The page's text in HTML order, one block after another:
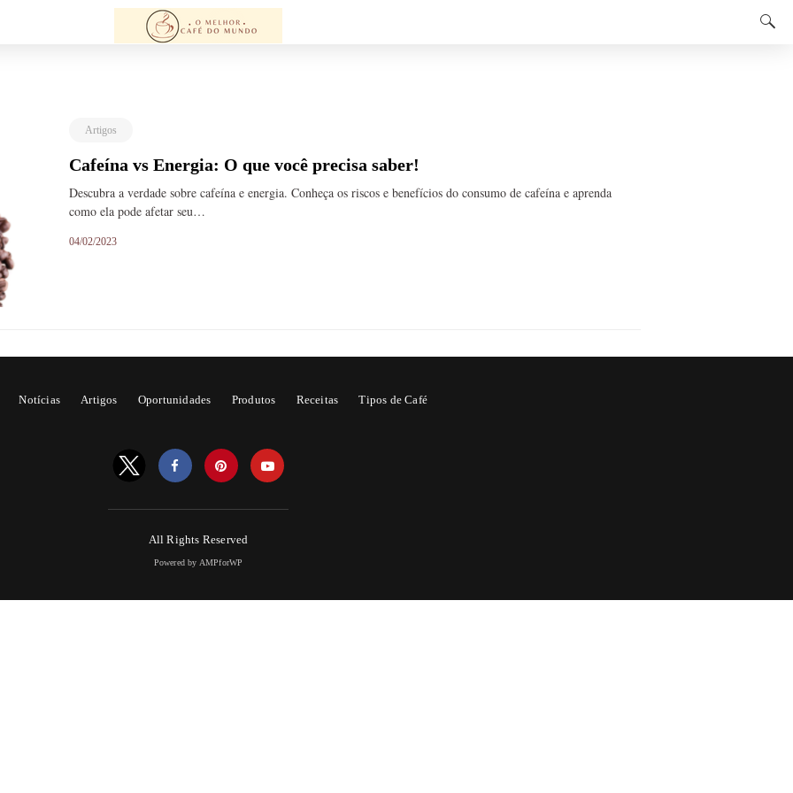
Artigos
Cafeína vs Energia: O que você precisa saber!
Descubra a verdade sobre cafeína e energia. Conheça os riscos e benefícios do consumo de cafeína e aprenda
como ela pode afetar seu…
04/02/2023
Notícias Artigos Oportunidades Produtos Receitas Tipos de Café
All Rights Reserved
Powered by AMPforWP